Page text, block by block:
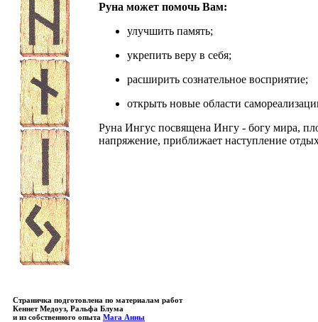
Руна может помочь Вам:
улучшить память;
укрепить веру в себя;
расширить сознательное восприятие;
открыть новые области
Руна Ингус посвящена Ингу - богу мира,
напряжение, приближает наступление
Страничка подготовлена по материалам работ
Кеннет Медоуз, Ральфа Блума
и из собственного опыта Мага Анны